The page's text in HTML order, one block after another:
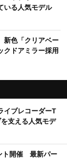
いる人気モデル
新色「クリアベー
クドアミラー採用
イブレコーダーT
支える人気モデ
ト開催 最新パー